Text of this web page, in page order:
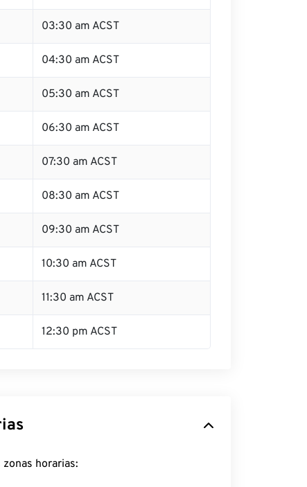
03:30 am ACST
04:30 am ACST
05:30 am ACST
06:30 am ACST
07:30 am ACST
08:30 am ACST
09:30 am ACST
10:30 am ACST
11:30 am ACST
12:30 pm ACST
horarias: